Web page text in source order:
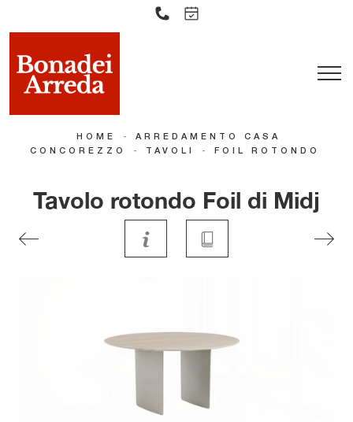
HOME -
ARREDAMENTO CASA
CONCOREZZO
- TAVOLI - FOIL ROTONDO
Tavolo rotondo Foil di Midj